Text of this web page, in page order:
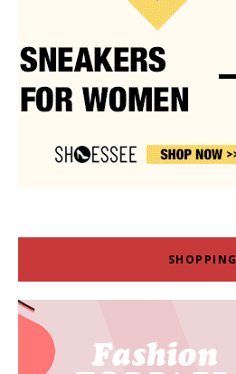
SHOPPING